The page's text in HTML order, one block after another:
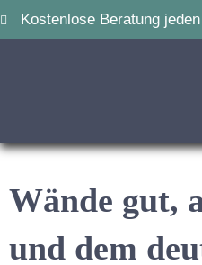
Kostenlose Beratung
Wände gut,
und dem